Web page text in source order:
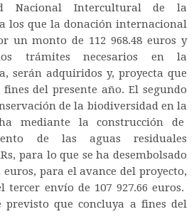
Nacional Intercultural de la
los que la donación internacional
un monto de 112 968.48 euros y
trámites necesarios en la
serán adquiridos y, proyecta que
del presente año. El segundo
de la biodiversidad en la
mediante la construcción de
de las aguas residuales
para lo que se ha desembolsado
para el avance del proyecto,
tercer envío de 107 927.66 euros.
previsto que concluya a fines del